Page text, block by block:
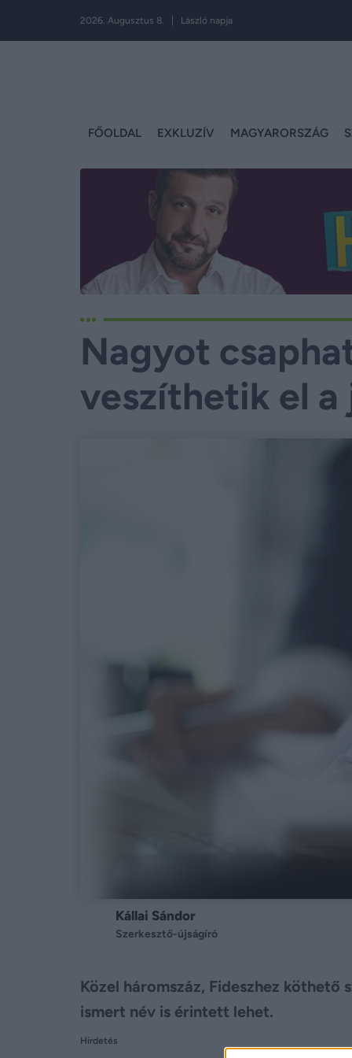
2026. Augusztus 8. | László napja
FŐOLDAL EXKLUZÍV MAGYARORSZÁG
Nagyot
veszíthetik el
Kállai Sándor
Szerkesztő-újságíró
Közel háromszáz, Fideszhez
ismert név is érintett lehet.
Hirdetés